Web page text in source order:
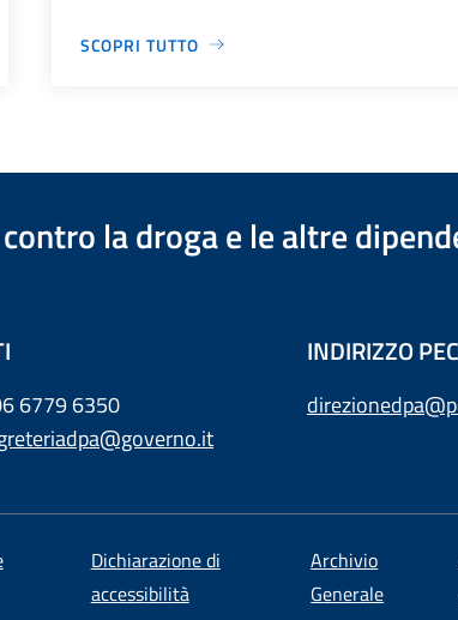
SCOPRI TUTTO
la droga e le altre
6779 6350
INDIRIZZO PEC
Dichiarazione di
accessibilità
Archivio
Generale